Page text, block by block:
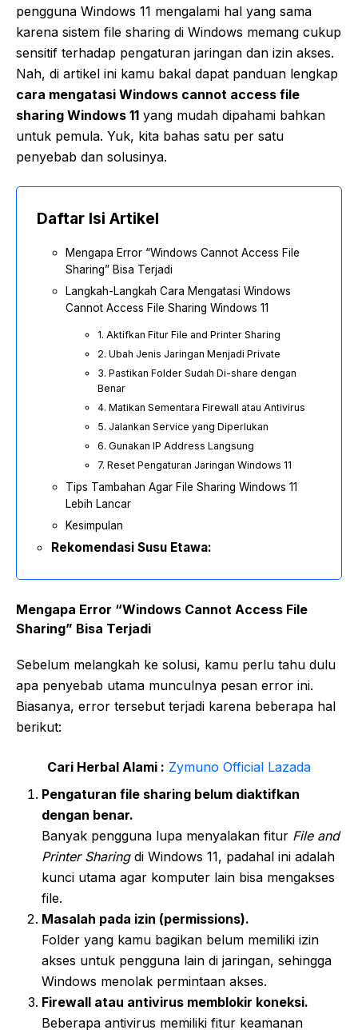
pengguna Windows 11 mengalami hal yang sama
karena sistem file sharing di Windows memang cukup
sensitif terhadap pengaturan jaringan dan izin akses.
Nah, di artikel ini kamu bakal dapat panduan lengkap
cara mengatasi Windows cannot access file
sharing Windows 11 yang mudah dipahami bahkan
untuk pemula. Yuk, kita bahas satu per satu
penyebab dan solusinya.
Daftar Isi Artikel
Mengapa Error “Windows Cannot Access File
Sharing” Bisa Terjadi
Langkah-Langkah Cara Mengatasi Windows
Cannot Access File Sharing Windows 11
1. Aktifkan Fitur File and Printer Sharing
2. Ubah Jenis Jaringan Menjadi Private
3. Pastikan Folder Sudah Di-share dengan
Benar
4. Matikan Sementara Firewall atau Antivirus
5. Jalankan Service yang Diperlukan
6. Gunakan IP Address Langsung
7. Reset Pengaturan Jaringan Windows 11
Tips Tambahan Agar File Sharing Windows 11
Lebih Lancar
Kesimpulan
Rekomendasi Susu Etawa:
Mengapa Error “Windows Cannot Access File
Sharing” Bisa Terjadi
Sebelum melangkah ke solusi, kamu perlu tahu dulu
apa penyebab utama munculnya pesan error ini.
Biasanya, error tersebut terjadi karena beberapa hal
berikut:
Cari Herbal Alami : Zymuno Official Lazada
Pengaturan file sharing belum diaktifkan
dengan benar.
Banyak pengguna lupa menyalakan fitur File and
Printer Sharingdi Windows 11, padahal ini adalah
kunci utama agar komputer lain bisa mengakses
file.
Masalah pada izin (permissions).
Folder yang kamu bagikan belum memiliki izin
akses untuk pengguna lain di jaringan, sehingga
Windows menolak permintaan akses.
Firewall atau antivirus memblokir koneksi.
Beberapa antivirus memiliki fitur keamanan